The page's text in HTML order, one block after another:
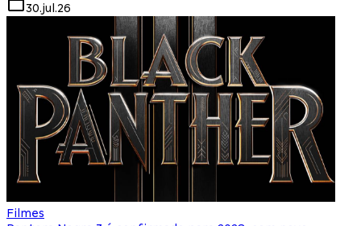
30.jul.26
Filmes